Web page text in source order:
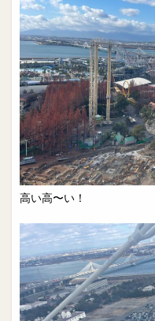
高い高〜い！